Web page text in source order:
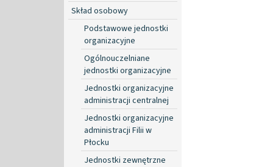
Skład osobowy
Podstawowe jednostki
organizacyjne
Ogólnouczelniane
jednostki organizacyjne
Jednostki organizacyjne
administracji centralnej
Jednostki organizacyjne
administracji Filii w
Płocku
Jednostki zewnętrzne